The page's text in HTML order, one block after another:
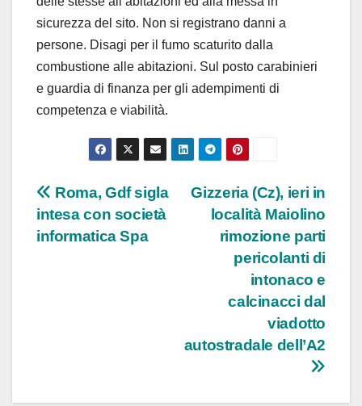
sicurezza del sito. Non si registrano danni a
persone. Disagi per il fumo scaturito dalla
combustione alle abitazioni. Sul posto carabinieri
e guardia di finanza per gli adempimenti di
competenza e viabilità.
Navigazione
articoli
Gizzeria (Cz), ieri in
località Maiolino
rimozione parti
pericolanti di
intonaco e
calcinacci dal
viadotto
autostradale dell’A2
Roma, Gdf sigla
intesa con società
informatica Spa